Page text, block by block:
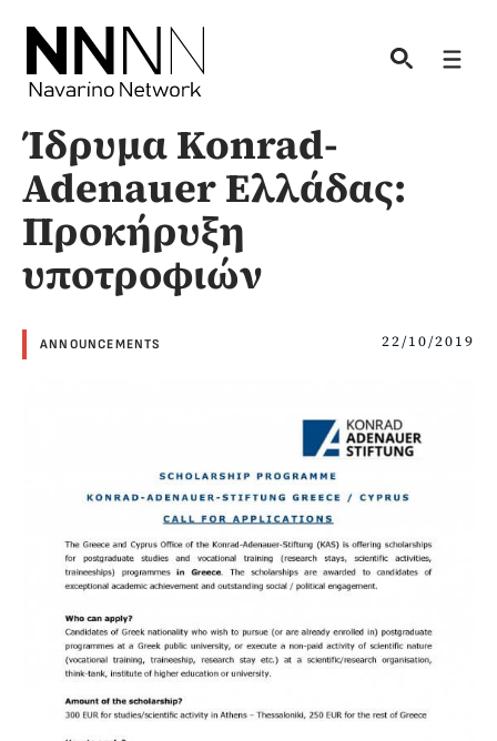
content
Ίδρυμα Konrad-
Adenauer Ελλάδας:
Προκήρυξη
υποτροφιών
ANNOUNCEMENTS 22/10/2019